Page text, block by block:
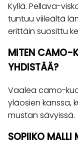
Kyllä. Pellava-
tuntuu viileältä
erittäin suosittu
MITEN CAMO-
YHDISTÄÄ?
Vaalea camo-
yläosien kanssa,
mustan sävyissä.
SOPIIKO MALLI